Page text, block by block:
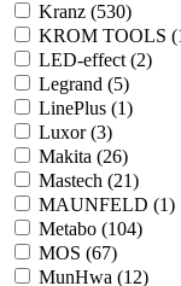
Kranz (530)
KROM TOOLS (
LED-effect (2)
Legrand (5)
LinePlus (1)
Luxor (3)
Makita (26)
Mastech (21)
MAUNFELD (1)
Metabo (104)
MOS (67)
MunHwa (12)